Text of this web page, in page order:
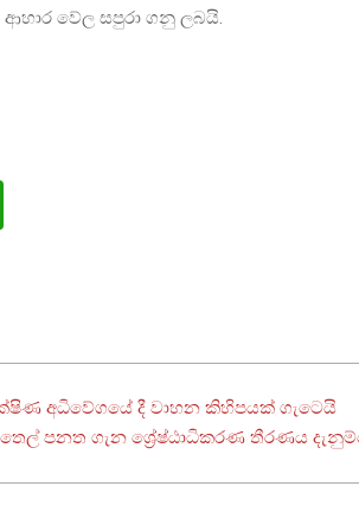
ආහාර වේල සපුරා ගනු ලබයි.
අධිවේගයේ දී වාහන කිහිපයක් ගැටෙයි
පනත ගැන ශ්‍රේෂ්ඨාධිකරණ තීරණය